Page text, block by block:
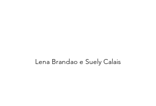
Lena Brandao e Suely Calais